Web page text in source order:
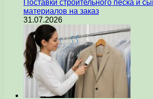
Поставки строительного песка и
материалов на заказ
31.07.2026